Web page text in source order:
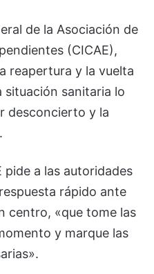
de la Asociación de
(CICAE),
reapertura y la vuelta
situación sanitaria lo
desconcierto y la
pide a las autoridades
rápido ante
centro, «que tome las
y marque las